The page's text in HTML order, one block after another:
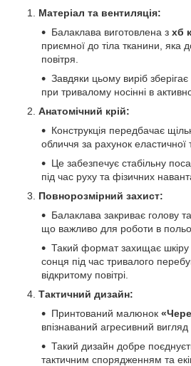
Матеріал та вентиляція:
Балаклава виготовлена з хб
приємної до тіла тканини, яка
повітря.
Завдяки цьому виріб
при тривалому носінні в
Анатомічний крій:
Конструкція передбачає
обличчя за рахунок еластичної
Це забезпечує стабільну
під час руху та фізичних
Повнорозмірний захист:
Балаклава закриває голову
що важливо для роботи в
Такий формат захищає шкіру
сонця під час тривалого
відкритому повітрі.
Тактичний дизайн:
Принтований малюнок
впізнаваний агресивний вигляд
Такий дизайн добре
тактичним спорядженням та